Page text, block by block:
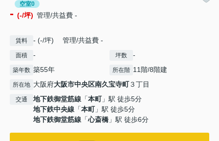
空室0
- (-/坪) 管理/共益費 -
賃料 - (-/坪) 管理/共益費 -
面積 - 坪数 -
築年数 築55年 所在階 11階/8階建
所在地 大阪府大阪市中央区南久宝寺町３丁目
交通 地下鉄御堂筋線 「本町」駅 徒歩5分
地下鉄中央線 「本町」駅 徒歩5分
地下鉄御堂筋線 「心斎橋 」駅 徒歩6分